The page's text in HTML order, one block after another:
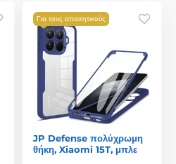
Για τους απαιτητικούς
JP Defense πολύχρωμη
θήκη, Xiaomi 15T, μπλε